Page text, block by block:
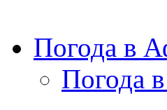
Погода в
Погода